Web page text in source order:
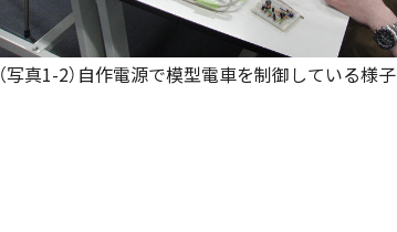
（写真1-2）自作電源で模型電車を制御している様子